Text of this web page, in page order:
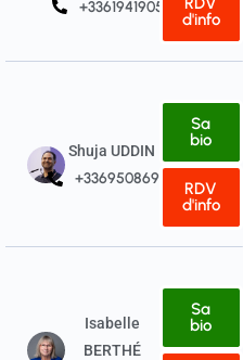
+33619419059
d'info
Shuja UDDIN
+33695086968
Sa
bio
RDV
d'info
Isabelle
BERTHÉ
Sa
bio